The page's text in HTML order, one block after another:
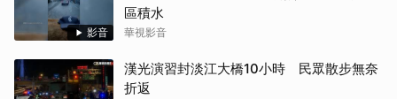
影音
區積水
華視影音
漢光演習封淡江大橋10小時 民眾散步無奈
折返